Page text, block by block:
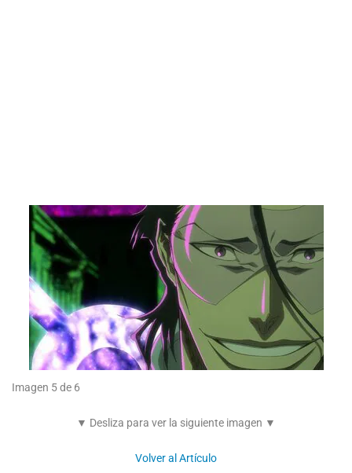
Imagen 5 de 6
▼ Desliza para ver la siguiente imagen ▼
Volver al Artículo